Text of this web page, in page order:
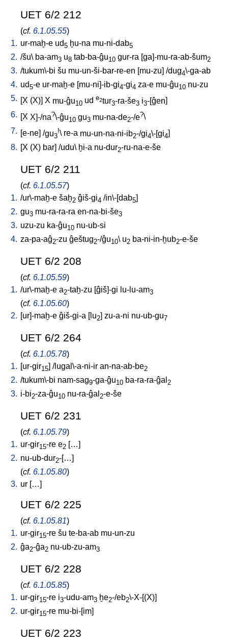
UET 6/2 212
(cf. 6.1.05.55)
1. ur-maḫ-e ud5 ḫu-na mu-ni-dab5
2. /šu\ ba-am3 u8 tab-ba-ĝu10 gur-ra [ga]-mu-ra-ab-šum2
3. /tukum\-bi šu mu-un-ši-bar-re-en [mu-zu] /dug4\-ga-ab
4. ud5-e ur-maḫ-e [mu-ni]-ib-gi4-gi4 za-e mu-ĝu10 nu-zu
5.
X (X) X mu-ĝu10 ud e2tur3-ra-še3 i3-[ĝen
6.
X X]-/na?\-ĝu10 gu3 mu-na-de2-/e?\
7.
e-ne ] /gu3
!\ re-a mu-un-na-ni-ib2-/gi4\-[gi4
8. [X (X) bar] /udu\ ḫi-a nu-dur2-ru-na-e-še
UET 6/2 211
(cf. 6.1.05.57)
1. /ur\-maḫ-e šaḫ2 ĝiš-gi4 /in\-[dab5]
2. gu3 mu-ra-ra-ra en-na-bi-še3
3. uzu-zu ka-ĝu10 nu-ub-si
4. za-pa-aĝ2-zu ĝeštug2-/ĝu10\ u2 ba-ni-in-ḫub2-e-še
UET 6/2 208
(cf. 6.1.05.59)
1. /ur\-maḫ-e a2-taḫ-zu [ĝiš]-gi lu-lu-am3
(cf. 6.1.05.60)
2. [ur]-maḫ-e ĝiš-gi-a [lu2] zu-a-ni nu-ub-gu7
UET 6/2 264
(cf. 6.1.05.78)
1. [ur-gir15] /lugal\-a-ni-ir an-na-ab-be2
2. /tukum\-bi nam-sag9-ga-ĝu10 ba-ra-ra-ĝal 2
3. i-bi2-za-ĝu10 nu-ra-ĝal 2-e-še
UET 6/2 231
(cf. 6.1.05.79)
1. ur-gir15-re e2 […]
2. nu-ub-dur2-[…]
(cf. 6.1.05.80)
3. ur […]
UET 6/2 225
(cf. 6.1.05.81)
1. ur-gir15-re šu te-ba-ab mu-un-zu
2. ĝa2-ĝa2 nu-ub-zu-am3
UET 6/2 228
(cf. 6.1.05.85)
1. ur-gir15-re i3-udu-am3 ḫe2-/eb2\-X-[(X)]
2. ur-gir15-re mu-bi-[im]
UET 6/2 223